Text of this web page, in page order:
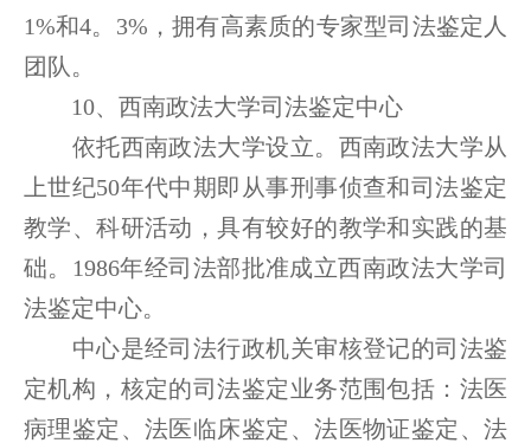
1%和4。3%，拥有高素质的专家型司法鉴定人
团队。
10、西南政法大学司法鉴定中心
依托西南政法大学设立。西南政法大学从
上世纪50年代中期即从事刑事侦查和司法鉴定
教学、科研活动，具有较好的教学和实践的基
础。1986年经司法部批准成立西南政法大学司
法鉴定中心。
中心是经司法行政机关审核登记的司法鉴
定机构，核定的司法鉴定业务范围包括：法医
病理鉴定、法医临床鉴定、法医物证鉴定、法